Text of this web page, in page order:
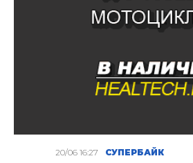
20/06 16:27 СУПЕРБАЙК